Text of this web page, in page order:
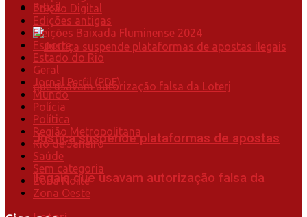
Brasil
Justiça suspende plataformas de apostas
ilegais que usavam autorização falsa da
Edição Digital
Edições antigas
Eleições Baixada Fluminense 2024
Esporte
Estado do Rio
Geral
Jornal Perfil (PDF)
Mundo
Polícia
Política
Região Metropolitana
Rio de Janeiro
Saúde
Sem categoria
Zona Norte
Zona Oeste